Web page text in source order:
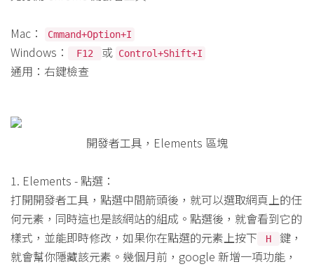
Mac： Cmmand+Option+I
Windows： F12 或 Control+Shift+I
通用：右鍵檢查
開發者工具，Elements 區塊
1. Elements - 點選：
打開開發者工具，點選中間箭頭後，就可以選取網頁上的任
何元素，同時這也是該網站的組成。點選後，就會看到它的
樣式，並能即時修改，如果你在點選的元素上按下
H
鍵，
就會幫你隱藏該元素。幾個月前，google 新增一項功能，